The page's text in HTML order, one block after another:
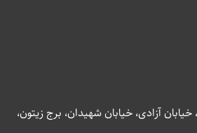
خیابان آزادی، خیابان شهیدان، برج زیتون،